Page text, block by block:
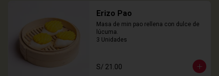
Erizo Pao
Masa de min pao rellena con dulce de
lúcuma.
3 Unidades
S/ 21.00